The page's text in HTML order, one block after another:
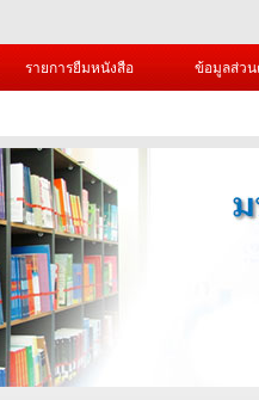
รายการยืมหนังสือ ข้อมูลส่ว